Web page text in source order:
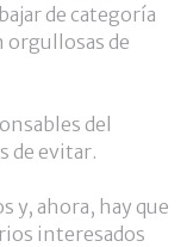
de categoría
orgullosas de
del
de evitar.
y, ahora, hay que
interesados